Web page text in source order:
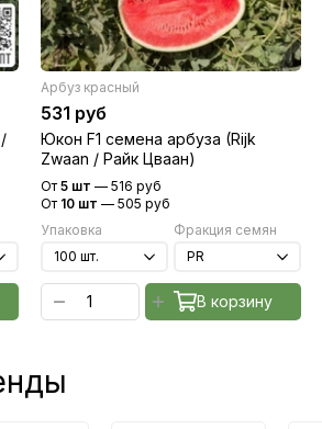
Арбуз красный
531 руб
Юкон F1 семена арбуза (Rijk
Zwaan / Райк Цваан)
От 5 шт — 516 руб
От 10 шт — 505 руб
Упаковка
Фракция семян
В корзину